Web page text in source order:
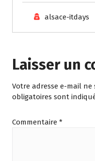
alsace-itdays
Laisser un
Votre adresse e-mail ne
obligatoires sont
Commentaire *